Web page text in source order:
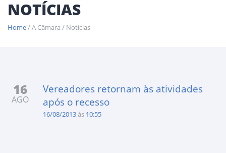
NOTÍCIAS
Home/ A Câmara / Notícias
16
AGO
Vereadores retornam às atividades
após o recesso
16/08/2013às 10:55